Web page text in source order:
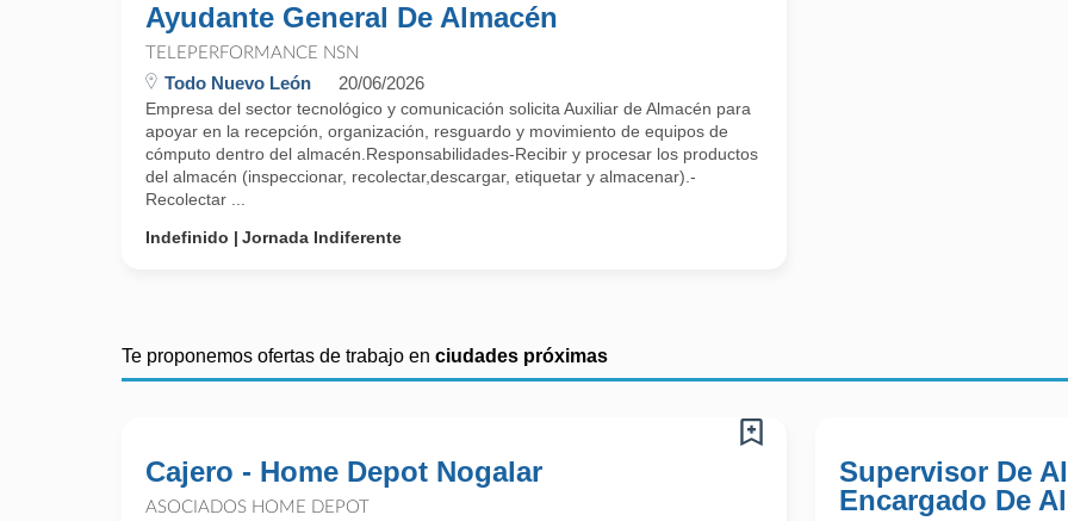
Ayudante General De Almacén
TELEPERFORMANCE NSN
Todo Nuevo León 20/06/2026
Empresa del sector tecnológico y comunicación solicita Auxiliar de Almacén para
apoyar en la recepción, organización, resguardo y movimiento de equipos de
cómputo dentro del almacén.Responsabilidades-Recibir y procesar los productos
del almacén (inspeccionar, recolectar,descargar, etiquetar y almacenar).-
Recolectar ...
Indefinido
Jornada Indiferente
Te proponemos ofertas de trabajo en ciudades próximas
Cajero - Home Depot Nogalar
ASOCIADOS HOME DEPOT
Supervisor De
Encargado De